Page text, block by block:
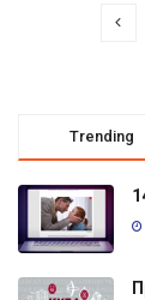
Trending